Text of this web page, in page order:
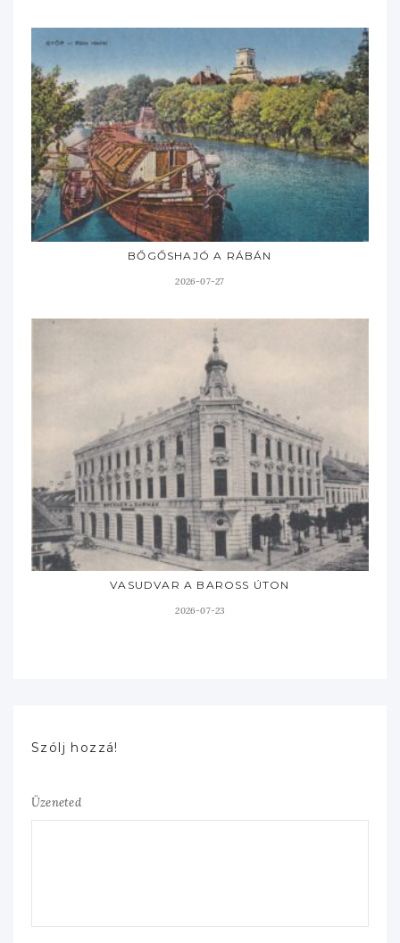
BŐGŐSHAJÓ A RÁBÁN
2026-07-27
VASUDVAR A BAROSS ÚTON
2026-07-23
Szólj hozzá!
Üzeneted